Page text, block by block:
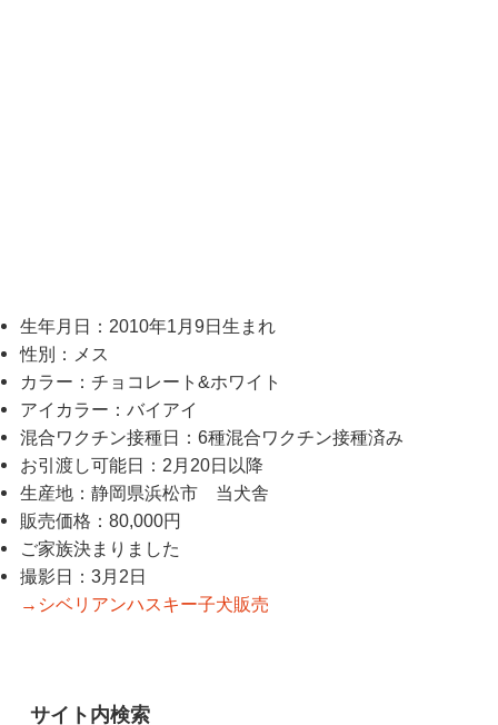
生年月日：2010年1月9日生まれ
性別：メス
カラー：チョコレート&ホワイト
アイカラー：バイアイ
混合ワクチン接種日：6種混合ワクチン接種済み
お引渡し可能日：2月20日以降
生産地：静岡県浜松市 当犬舎
販売価格：80,000円
ご家族決まりました
撮影日：3月2日
→シベリアンハスキー子犬販売
サイト内検索